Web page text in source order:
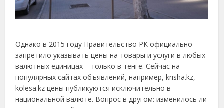
Однако в 2015 году Правительство РК официально
запретило указывать цены на товары и услуги в любых
валютных единицах – только в тенге. Сейчас на
популярных сайтах объявлений, например, krisha.kz,
kolesa.kz цены публикуются исключительно в
национальной валюте. Вопрос в другом: изменилось ли